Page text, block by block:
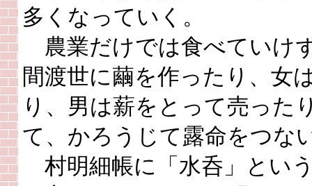
多くなっていく。
農業だけでは食べていけ
間渡世に繭を作ったり、女
り、男は薪をとって売った
て、かろうじて露命をつな
村明細帳に「水呑」とい